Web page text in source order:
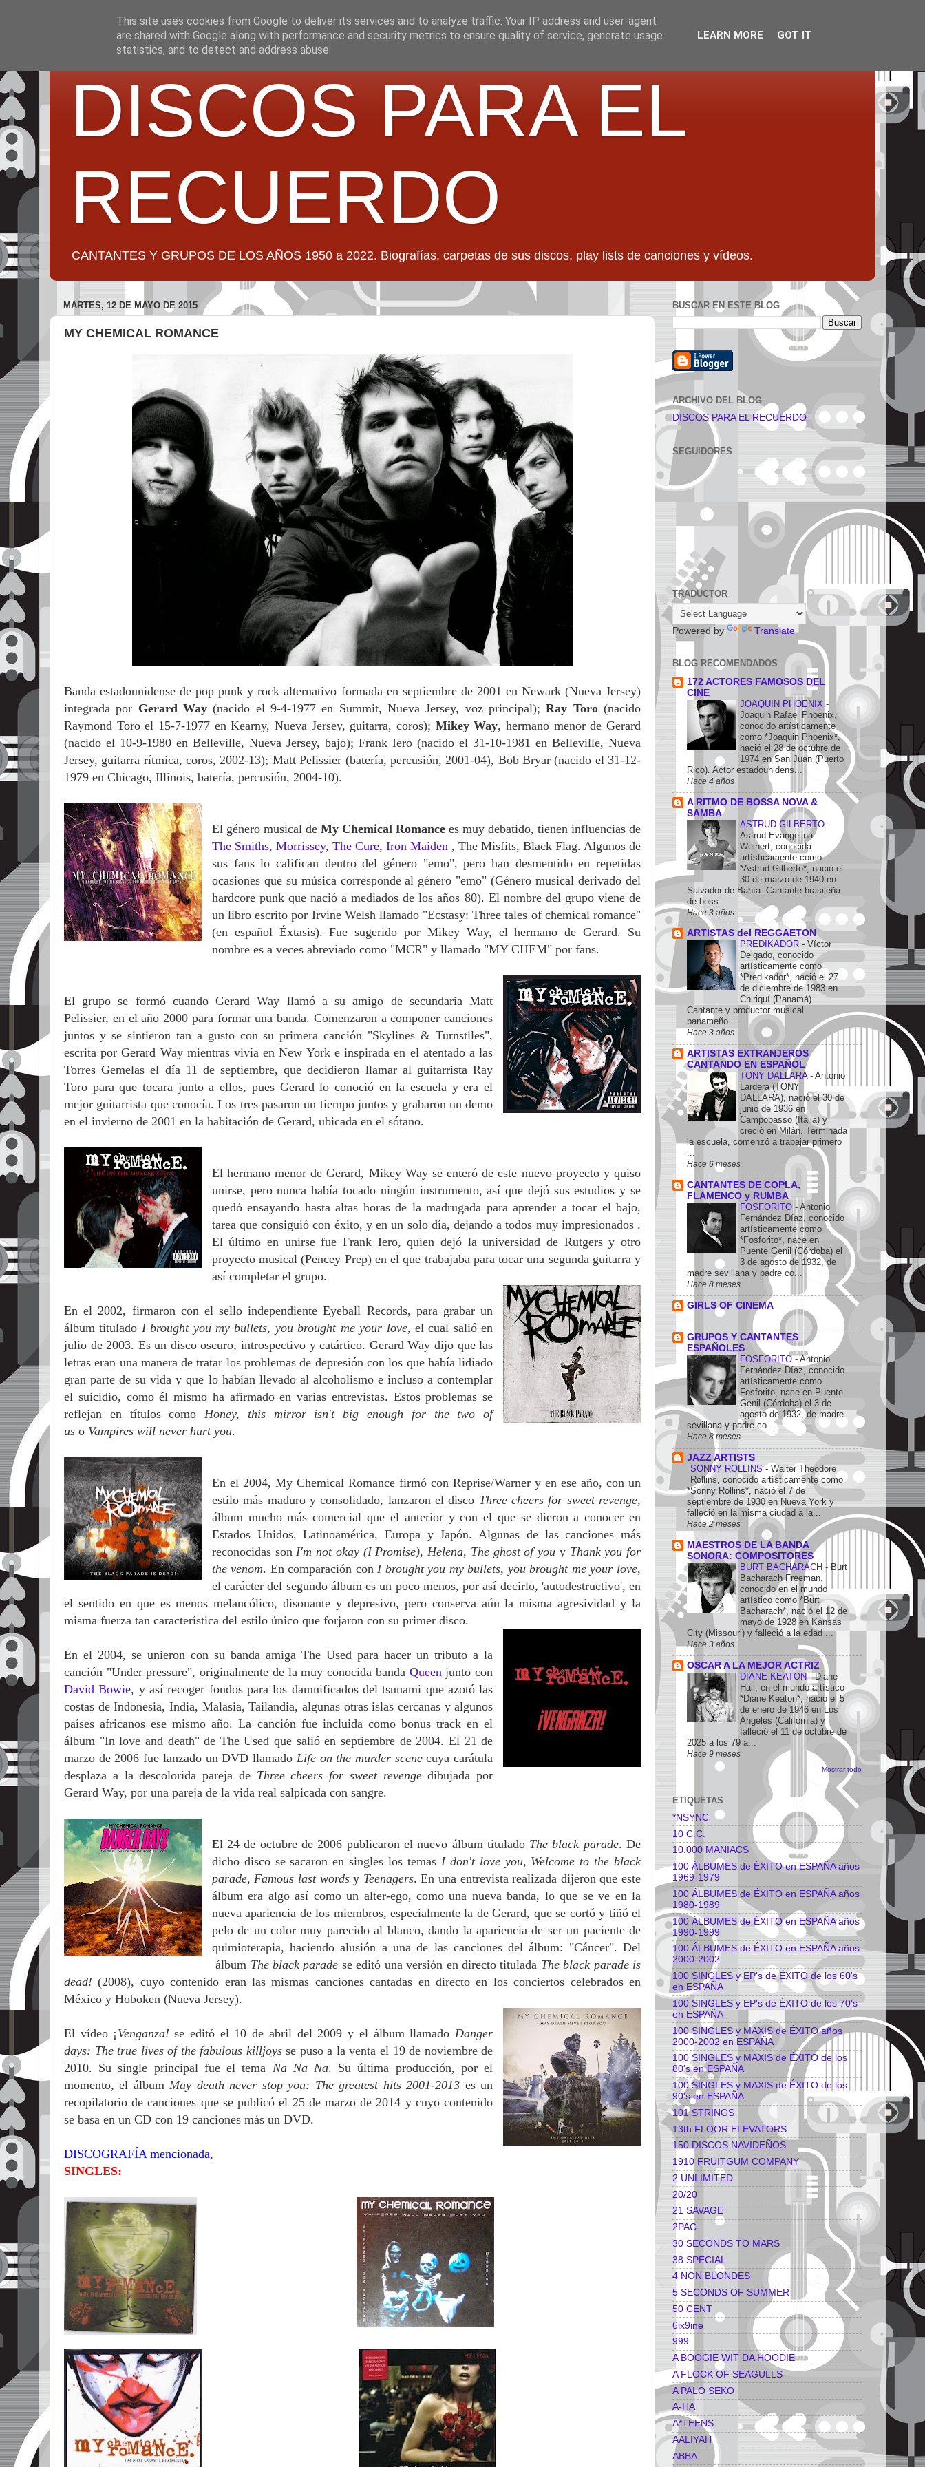
DISCOS PARA EL
RECUERDO
CANTANTES Y GRUPOS DE LOS AÑOS 1950 a 2022. Biografías, carpetas de sus discos, play lists de canciones y vídeos.
MARTES, 12 DE MAYO DE 2015
MY CHEMICAL ROMANCE
Banda estadounidense de pop punk y rock alternativo formada en septiembre de 2001 en Newark (Nueva Jersey)
integrada por Gerard Way (nacido el 9-4-1977 en Summit, Nueva Jersey, voz principal);Ray Toro(nacido
Raymond Toro el 15-7-1977 en Kearny, Nueva Jersey, guitarra, coros); Mikey Way, hermano menor de Gerard
(nacido el 10-9-1980 en Belleville, Nueva Jersey, bajo); Frank Iero (nacido el 31-10-1981 en Belleville, Nueva
Jersey, guitarra rítmica, coros, 2002-13); Matt Pelissier (batería, percusión, 2001-04), Bob Bryar (nacido el 31-12-
1979 en Chicago, Illinois, batería, percusión, 2004-10).
El género musical de My Chemical Romancees muy debatido, tienen influencias de
The Smiths, Morrissey, The Cure, Iron Maiden, The Misfits, Black Flag. Algunos de
sus fans lo califican dentro del género "emo", pero han desmentido en repetidas
ocasiones que su música corresponde al género "emo" (Género musical derivado del
hardcore punk que nació a mediados de los años 80). El nombre del grupo viene de
un libro escrito por Irvine Welsh llamado "Ecstasy: Three tales of chemical romance"
(en español Éxtasis). Fue sugerido por Mikey Way, el hermano de Gerard. Su
nombre es a veces abreviado como "MCR" y llamado "MY CHEM" por fans.
El grupo se formó cuando Gerard Way llamó a su amigo de secundaria Matt
Pelissier, en el año 2000 para formar una banda. Comenzaron a componer canciones
juntos y se sintieron tan a gusto con su primera canción "Skylines & Turnstiles",
escrita por Gerard Way mientras vivía en New York e inspirada en el atentado a las
Torres Gemelas el día 11 de septiembre, que decidieron llamar al guitarrista Ray
Toro para que tocara junto a ellos, pues Gerard lo conoció en la escuela y era el
mejor guitarrista que conocía. Los tres pasaron un tiempo juntos y grabaron un demo
en el invierno de 2001 en la habitación de Gerard, ubicada en el sótano.
El hermano menor de Gerard, Mikey Way se enteró de este nuevo proyecto y quiso
unirse, pero nunca había tocado ningún instrumento, así que dejó sus estudios y se
quedó ensayando hasta altas horas de la madrugada para aprender a tocar el bajo,
tarea que consiguió con éxito, y en un solo día, dejando a todos muy impresionados .
El último en unirse fue Frank Iero, quien dejó la universidad de Rutgers y otro
proyecto musical (Pencey Prep) en el que trabajaba para tocar una segunda guitarra y
así completar el grupo.
En el 2002, firmaron con el sello independiente Eyeball Records, para grabar un
álbum titulado I brought you my bullets, you brought me your love, el cual salió en
julio de 2003. Es un disco oscuro, introspectivo y catártico. Gerard Way dijo que las
letras eran una manera de tratar los problemas de depresión con los que había lidiado
gran parte de su vida y que lo habían llevado al alcoholismo e incluso a contemplar
el suicidio, como él mismo ha afirmado en varias entrevistas. Estos problemas se
reflejan en títulos comoHoney, this mirror isn't big enough for the two of
us o Vampires will never hurt you.
En el 2004, My Chemical Romance firmó con Reprise/Warner y en ese año, con un
estilo más maduro y consolidado, lanzaron el disco Three cheers for sweet revenge,
álbum mucho más comercial que el anterior y con el que se dieron a conocer en
Estados Unidos, Latinoamérica, Europa y Japón. Algunas de las canciones más
reconocidas sonI'm not okay (I Promise),Helena, The ghost of you y Thank you for
the venom. En comparación conI brought you my bullets, you brought me your love,
el carácter del segundo álbum es un poco menos, por así decirlo, 'autodestructivo', en
el sentido en que es menos melancólico, disonante y depresivo, pero conserva aún la misma agresividad y la
misma fuerza tan característica del estilo único que forjaron con su primer disco.
En el 2004, se unieron con su banda amiga The Used para hacer un tributo a la
canción "Under pressure", originalmente de la muy conocida banda Queenjunto con
David Bowie, y así recoger fondos para los damnificados del tsunami que azotó las
costas de Indonesia, India, Malasia, Tailandia, algunas otras islas cercanas y algunos
países africanos ese mismo año. La canción fue incluida como bonus track en el
álbum "In love and death" de The Used que salió en septiembre de 2004. El 21 de
marzo de 2006 fue lanzado un DVD llamado Life on the murder scenecuya carátula
desplaza a la descolorida pareja de Three cheers for sweet revengedibujada por
Gerard Way, por una pareja de la vida real salpicada con sangre.
El 24 de octubre de 2006 publicaron el nuevo álbum titulado The black parade. De
dicho disco se sacaron en singles los temas I don't love you, Welcome to the black
parade, Famous last wordsy Teenagers. En una entrevista realizada dijeron que este
álbum era algo así como un alter-ego, como una nueva banda, lo que se ve en la
nueva apariencia de los miembros, especialmente la de Gerard, que se cortó y tiñó el
pelo de un color muy parecido al blanco, dando la apariencia de ser un paciente de
quimioterapia, haciendo alusión a una de las canciones del álbum: "Cáncer". Del
álbum The black parade se editó una versión en directo titulada The black parade is
dead!(2008), cuyo contenido eran las mismas canciones cantadas en directo en los conciertos celebrados en
México y Hoboken (Nueva Jersey).
El vídeo ¡ Venganza!se editó el 10 de abril del 2009 y el álbum llamadoDanger
days: The true lives of the fabulous killjoysse puso a la venta el 19 de noviembre de
2010. Su single principal fue el tema Na Na Na. Su última producción, por el
momento, el álbumMay death never stop you: The greatest hits 2001-2013 es un
recopilatorio de canciones que se publicó el 25 de marzo de 2014 y cuyo contenido
se basa en un CD con 19 canciones más un DVD.
DISCOGRAFÍA mencionada,
SINGLES:
BUSCAR EN ESTE BLOG
ARCHIVO DEL BLOG
DISCOS PARA EL RECUERDO
SEGUIDORES
TRADUCTOR
Powered by Translate
BLOG RECOMENDADOS
172 ACTORES FAMOSOS DEL
CINE
JOAQUIN PHOENIX -
Joaquin Rafael Phoenix,
conocido artísticamente
como *Joaquin Phoenix*,
nació el 28 de octubre de
1974 en San Juan (Puerto
Rico). Actor estadounidens...
Hace 4 años
A RITMO DE BOSSA NOVA &
SAMBA
ASTRUD GILBERTO -
Astrud Evangelina
Weinert, conocida
artísticamente como
*Astrud Gilberto*, nació el
30 de marzo de 1940 en
Salvador de Bahía. Cantante brasileña
de boss...
Hace 3 años
ARTISTAS del REGGAETON
PREDIKADOR - Víctor
Delgado, conocido
artísticamente como
*Predikador*, nació el 27
de diciembre de 1983 en
Chiriquí (Panamá).
Cantante y productor musical
panameño ...
Hace 3 años
ARTISTAS EXTRANJEROS
CANTANDO EN ESPAÑOL
TONY DALLARA - Antonio
Lardera (TONY
DALLARA), nació el 30 de
junio de 1936 en
Campobasso (Italia) y
creció en Milán. Terminada
la escuela, comenzó a trabajar primero
...
Hace 6 meses
CANTANTES DE COPLA,
FLAMENCO y RUMBA
FOSFORITO - Antonio
Fernández Díaz, conocido
artísticamente como
*Fosforito*, nace en
Puente Genil (Córdoba) el
3 de agosto de 1932, de
madre sevillana y padre co...
Hace 8 meses
GIRLS OF CINEMA
-
GRUPOS Y CANTANTES
ESPAÑOLES
FOSFORITO-Antonio
Fernández Díaz, conocido
artísticamente como
Fosforito, nace en Puente
Genil (Córdoba) el 3 de
agosto de 1932, de madre
sevillana y padre co...
Hace 8 meses
JAZZ ARTISTS
SONNY ROLLINS- Walter Theodore
Rollins, conocido artísticamente como
*Sonny Rollins*, nació el 7 de
septiembre de 1930 en Nueva York y
falleció en la misma ciudad a la...
Hace 2 meses
MAESTROS DE LA BANDA
SONORA: COMPOSITORES
BURT BACHARACH - Burt
Bacharach Freeman,
conocido en el mundo
artístico como *Burt
Bacharach*, nació el 12 de
mayo de 1928 en Kansas
City (Missouri) y falleció a la edad ...
Hace 3 años
OSCAR A LA MEJOR ACTRIZ
DIANE KEATON-Diane
Hall, en el mundo artístico
*Diane Keaton*, nació el 5
de enero de 1946 en Los
Ángeles (California) y
falleció el 11 de octubre de
2025 a los 79 a...
Hace 9 meses
Mostrar todo
ETIQUETAS
*NSYNC
10 C.C.
10.000 MANIACS
100 ÁLBUMES de ÉXITO en ESPAÑA años
1969-1979
100 ÁLBUMES de ÉXITO en ESPAÑA años
1980-1989
100 ÁLBUMES de ÉXITO en ESPAÑA años
1990-1999
100 ÁLBUMES de ÉXITO en ESPAÑA años
2000-2002
100 SINGLES y EP's de ÉXITO de los 60's
en ESPAÑA
100 SINGLES y EP's de ÉXITO de los 70's
en ESPAÑA
100 SINGLES y MAXIS de ÉXITO años
2000-2002 en ESPAÑA
100 SINGLES y MAXIS de ÉXITO de los
80's en ESPAÑA
100 SINGLES y MAXIS de ÉXITO de los
90's en ESPAÑA
101 STRINGS
13th FLOOR ELEVATORS
150 DISCOS NAVIDEÑOS
1910 FRUITGUM COMPANY
2 UNLIMITED
20/20
21 SAVAGE
2PAC
30 SECONDS TO MARS
38 SPECIAL
4 NON BLONDES
5 SECONDS OF SUMMER
50 CENT
6ix9ine
999
A BOOGIE WIT DA HOODIE
A FLOCK OF SEAGULLS
A PALO SEKO
A-HA
A*TEENS
AALIYAH
ABBA
This site uses cookies from Google to deliver its services and to analyze traffic. Your IP address and user-agent
are shared with Google along with performance and security metrics to ensure quality of service, generate usage
statistics, and to detect and address abuse.
LEARN MORE GOT IT